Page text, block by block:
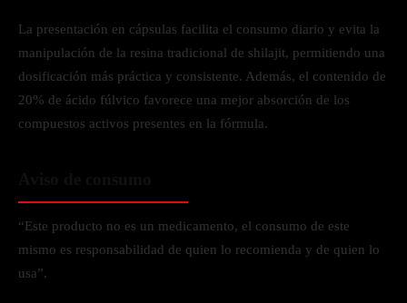
La presentación en cápsulas facilita el consumo diario y evita la
manipulación de la resina tradicional de shilajit, permitiendo una
dosificación más práctica y consistente. Además, el contenido de
20% de ácido fúlvico favorece una mejor absorción de los
compuestos activos presentes en la fórmula.
“Este producto no es un medicamento, el consumo de este
mismo es responsabilidad de quien lo recomienda y de quien lo
usa”.